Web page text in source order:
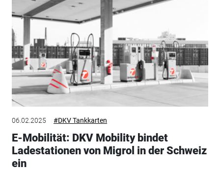
06.02.2025 #DKV Tankkarten
E-Mobilität: DKV Mobility bindet
Ladestationen von Migrol in der Schweiz
ein